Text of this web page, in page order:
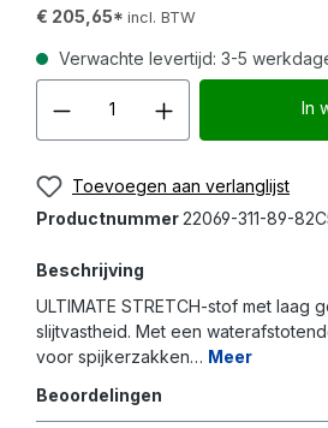
€ 205,65* incl. BTW
Verwachte levertijd: 3-5
In
Toevoegen aan verlanglijst
Productnummer22069-311-89-
Beschrijving
ULTIMATE STRETCH-stof met laag
slijtvastheid. Met een
voor spijkerzakken… Meer
Beoordelingen